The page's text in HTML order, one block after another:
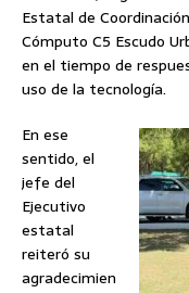
Estatal de
Cómputo C5 Escudo
en el tiempo de
uso de la tecnología.
En ese
sentido, el
jefe del
Ejecutivo
estatal
reiteró su
agradecimien